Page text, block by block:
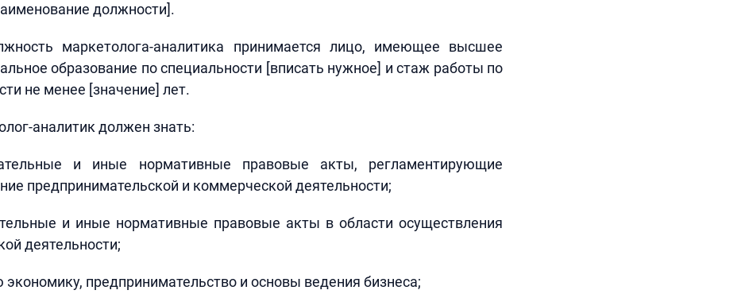
должности].
маркетолога-аналитика принимается лицо, имеющее высшее
образование по специальности [вписать нужное] и стаж работы по
не менее [значение] лет.
аналитик должен знать:
и иные нормативные правовые акты, регламентирующие
предпринимательской и коммерческой деятельности;
и иные нормативные правовые акты в области осуществления
деятельности;
предпринимательство и основы ведения бизнеса;